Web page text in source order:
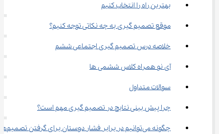
بهترین راه را انتخاب کنیم
موقع تصمیم گیری به چه نکاتی توجه کنیم؟
خلاصه درس تصمیم گیری اجتماعی ششم
آی نو همراه کلاس ششمی ها
سوالات متداول
چرا پیش بینی نتایج در تصمیم گیری مهم است؟
چگونه می‌توانیم در